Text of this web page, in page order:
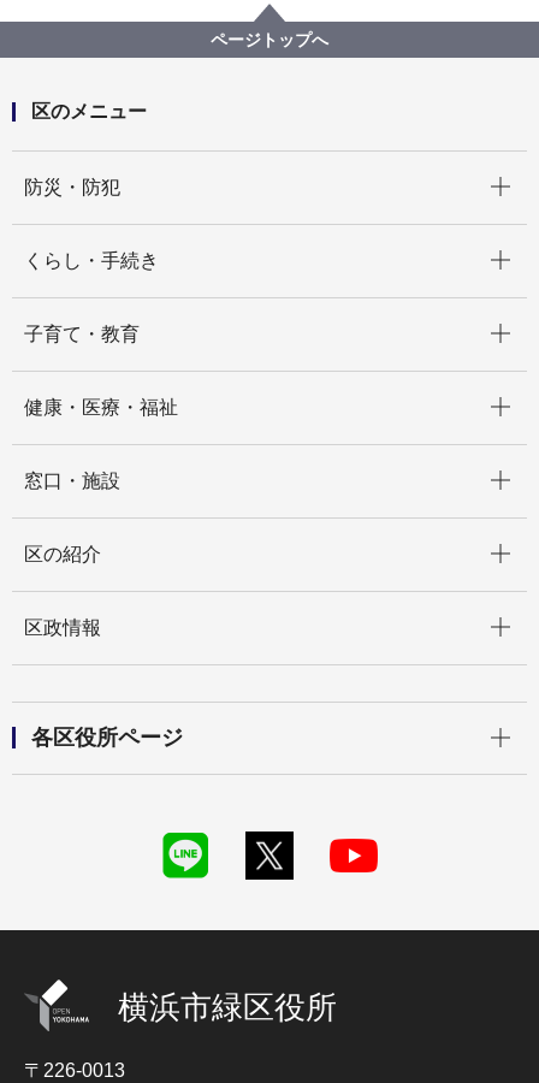
緑土木事務所
緑区の身近な公園(地域別・50音順)
ページトップへ
区のメニュー
防災・防犯
くらし・手続き
子育て・教育
健康・医療・福祉
窓口・施設
区の紹介
区政情報
各区役所ページ
横浜市緑区役所
〒226-0013